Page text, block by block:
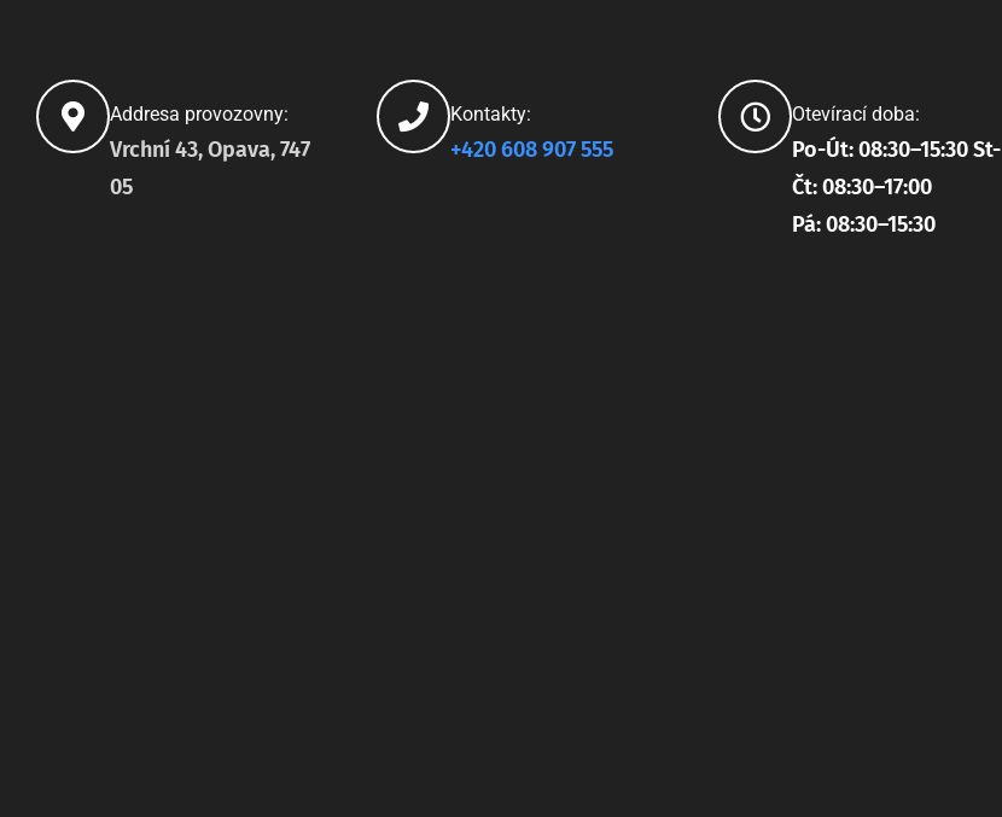
Addresa provozovny:
Vrchní 43, Opava, 747
05
Kontakty:
+420 608 907 555
Otevírací doba:
Po-Út: 08:30–15:30 St-
Čt: 08:30–17:00
Pá: 08:30–15:30